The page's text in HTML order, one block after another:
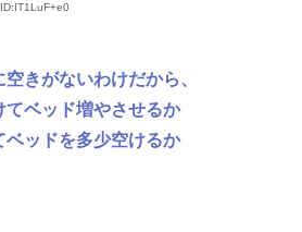
ID:IT1LuF+e0
きがないわけだから、
てベッド増やさせるか
ベッドを多少空けるか